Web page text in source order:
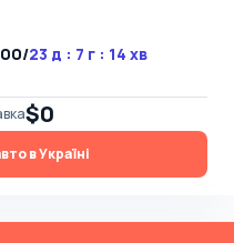
/23 д : 7 г : 14 хв
$0
в Україні